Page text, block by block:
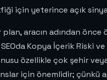
için yeterince açık
plan, aracın adından
Kopya İçerik Riski
özellikle çok şehir
için önemlidir; çünkü